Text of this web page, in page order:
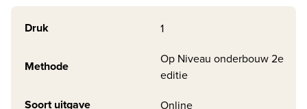
Druk 1
Methode
Op Niveau onderbouw 2e
editie
Soort uitgave Online